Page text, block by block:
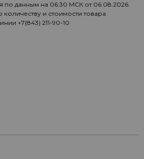
по данным на 06:30 МСК от 06.08.2026.
и стоимости товара
+7(843) 211-90-10